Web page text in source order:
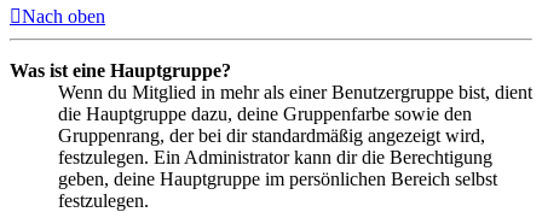
Nach oben
Was ist eine Hauptgruppe?
Wenn du Mitglied in mehr als einer Benutzergruppe bist, dient
die Hauptgruppe dazu, deine Gruppenfarbe sowie den
Gruppenrang, der bei dir standardmäßig angezeigt wird,
festzulegen. Ein Administrator kann dir die Berechtigung
geben, deine Hauptgruppe im persönlichen Bereich selbst
festzulegen.